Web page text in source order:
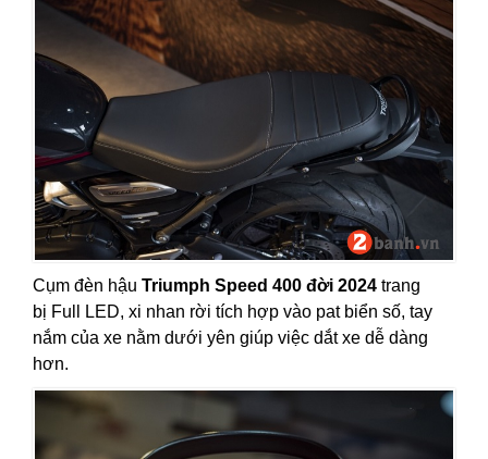
Cụm đèn hậu Triumph Speed 400 đời 2024 trang
bị Full LED, xi nhan rời tích hợp vào pat biển số, tay
nắm của xe nằm dưới yên giúp việc dắt xe dễ dàng
hơn.